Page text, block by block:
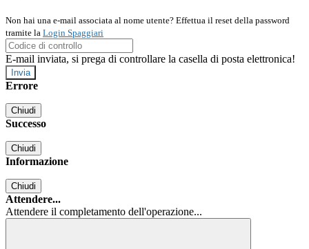
Non hai una e-mail associata al nome utente? Effettua il reset della password
tramite la Login Spaggiari
E-mail inviata, si prega di controllare la casella di posta elettronica!
Errore
Chiudi
Successo
Chiudi
Informazione
Chiudi
Attendere...
Attendere il completamento dell'operazione...